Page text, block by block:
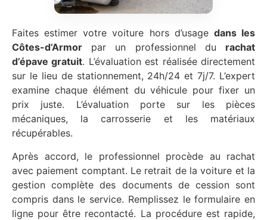
Faites estimer votre voiture hors d’usage dans les
Côtes-d’Armor par un professionnel du rachat
d’épave gratuit. L’évaluation est réalisée directement
sur le lieu de stationnement, 24h/24 et 7j/7. L’expert
examine chaque élément du véhicule pour fixer un
prix juste. L’évaluation porte sur les pièces
mécaniques, la carrosserie et les matériaux
récupérables.
Après accord, le professionnel procède au rachat
avec paiement comptant. Le retrait de la voiture et la
gestion complète des documents de cession sont
compris dans le service. Remplissez le formulaire en
ligne pour être recontacté. La procédure est rapide,